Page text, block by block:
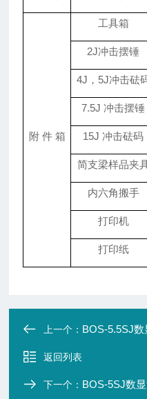
附 件 箱
工具箱
2J冲击摆锤
4J，5J冲击砝
7.5J 冲击摆锤
15J 冲击砝码
简支梁样品夹
内六角搬手
打印机
打印纸
上一个： BOS-5.5SJ
返回列表
下一个： BOS-5SJ数